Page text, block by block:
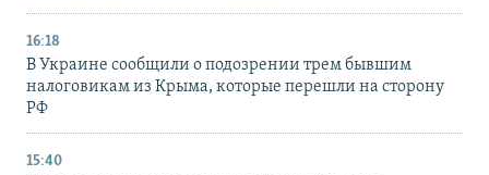
16:18
В Украине сообщили о подозрении трем бывшим
налоговикам из Крыма, которые перешли на сторону
РФ
15:40